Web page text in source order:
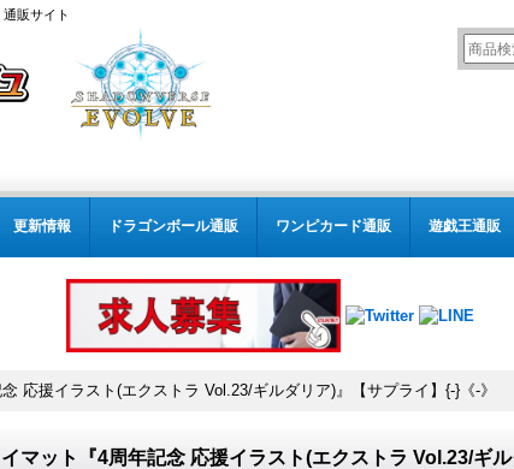
販サイト
更新情報 ドラゴンボール通販 ワンピカード通販 遊戯王通販
応援イラスト(エクストラ Vol.23/ギルダリア)』【サプライ】{-}《-》
マット『4周年記念 応援イラスト(エクストラ Vol.23/ギ